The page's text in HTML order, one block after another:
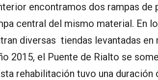
encontramos dos rampas de
central del mismo material. En
diversas tiendas levantadas en
2015, el Puente de Rialto se
rehabilitación tuvo una